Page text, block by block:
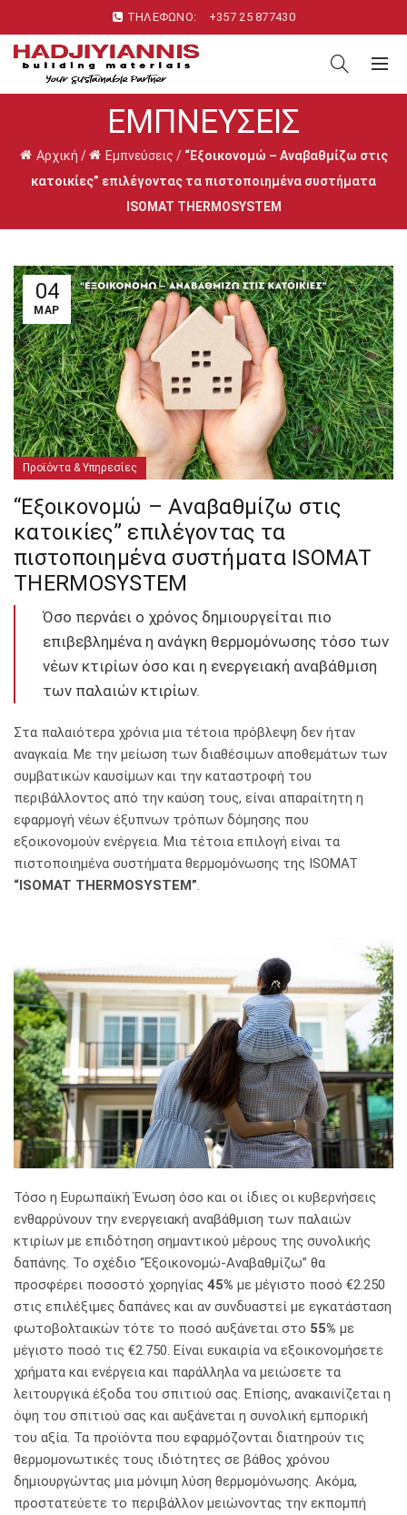
ΤΗΛΕΦΩΝΟ: +357 25 877430
ΕΜΠΝΕΎΣΕΙΣ
Αρχική / Εμπνεύσεις / “Εξοικονομώ – Αναβαθμίζω στις
κατοικίες” επιλέγοντας τα πιστοποιημένα συστήματα
ISOMAT THERMOSYSTEM
04
ΜΑΡ
Προϊόντα & Υπηρεσίες
“Εξοικονομώ – Αναβαθμίζω στις
κατοικίες” επιλέγοντας τα
πιστοποιημένα συστήματα ISOMAT
THERMOSYSTEM
Όσο περνάει ο χρόνος δημιουργείται πιο
επιβεβλημένα η ανάγκη θερμομόνωσης τόσο των
νέων κτιρίων όσο και η ενεργειακή αναβάθμιση
των παλαιών κτιρίων.
Στα παλαιότερα χρόνια μια τέτοια πρόβλεψη δεν ήταν
αναγκαία. Με την μείωση των διαθέσιμων αποθεμάτων των
συμβατικών καυσίμων και την καταστροφή του
περιβάλλοντος από την καύση τους, είναι απαραίτητη η
εφαρμογή νέων έξυπνων τρόπων δόμησης που
εξοικονομούν ενέργεια. Μια τέτοια επιλογή είναι τα
πιστοποιημένα συστήματα θερμομόνωσης της ISOMAT
“ISOMAT THERMOSYSTEM”.
Τόσο η Ευρωπαϊκή Ένωση όσο και οι ίδιες οι κυβερνήσεις
ενθαρρύνουν την ενεργειακή αναβάθμιση των παλαιών
κτιρίων με επιδότηση σημαντικού μέρους της συνολικής
δαπάνης. Το σχέδιο “Εξοικονομώ-Αναβαθμίζω” θα
προσφέρει ποσοστό χορηγίας 45% με μέγιστο ποσό €2.250
στις επιλέξιμες δαπάνες και αν συνδυαστεί με εγκατάσταση
φωτοβολταικών τότε το ποσό αυξάνεται στο 55% με
μέγιστο ποσό τις €2.750. Είναι ευκαιρία να εξοικονομήσετε
χρήματα και ενέργεια και παράλληλα να μειώσετε τα
λειτουργικά έξοδα του σπιτιού σας. Επίσης, ανακαινίζεται η
όψη του σπιτιού σας και αυξάνεται η συνολική εμπορική
του αξία. Τα προϊόντα που εφαρμόζονται διατηρούν τις
θερμομονωτικές τους ιδιότητες σε βάθος χρόνου
δημιουργώντας μια μόνιμη λύση θερμομόνωσης. Ακόμα,
προστατεύετε το περιβάλλον μειώνοντας την εκπομπή